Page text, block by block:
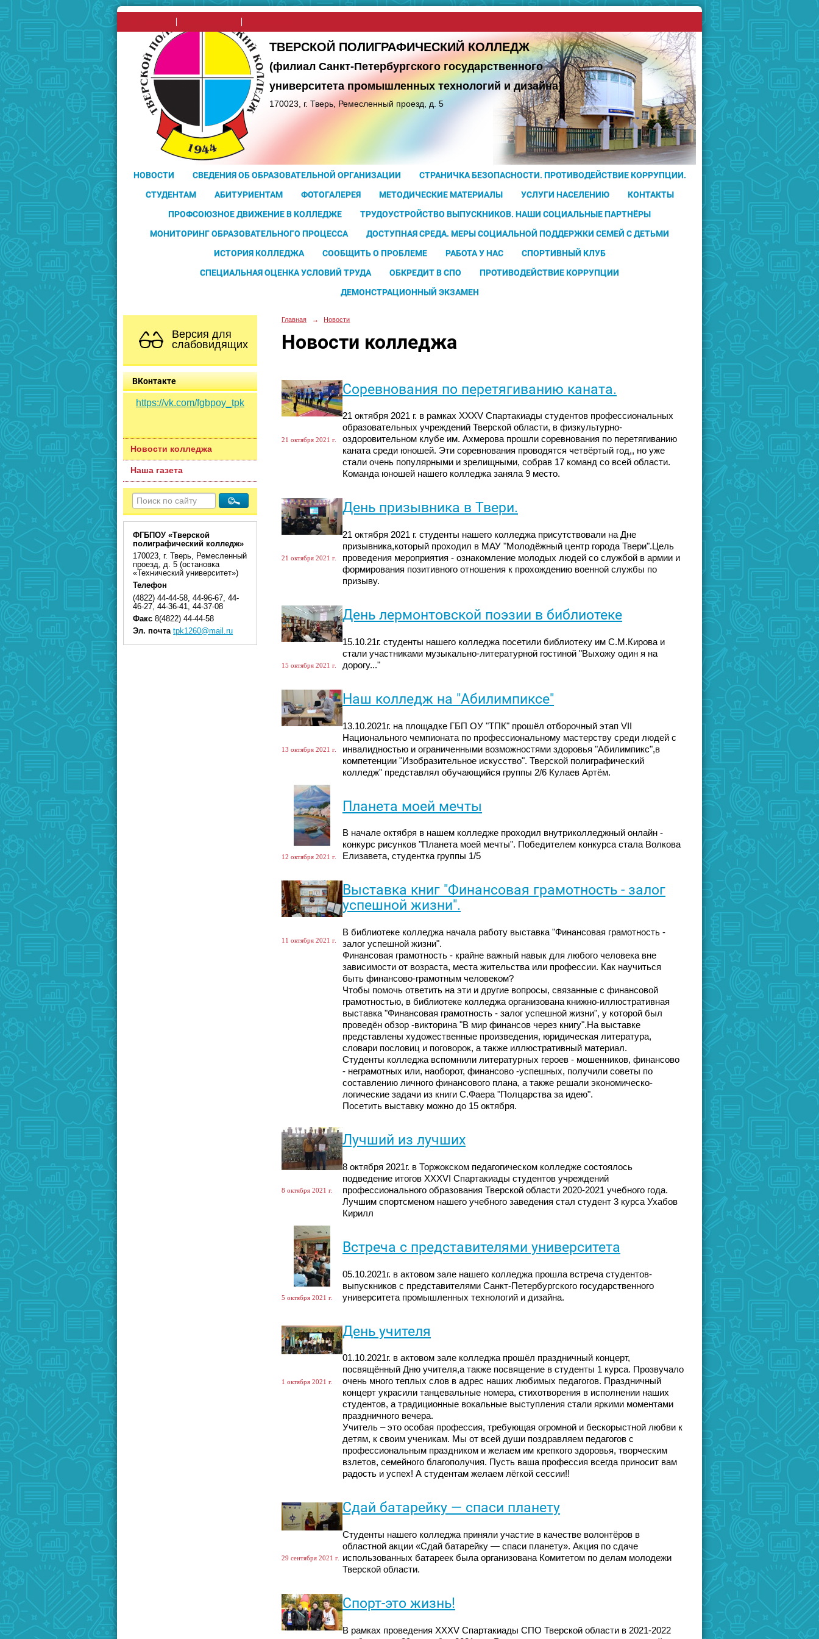
ТВЕРСКОЙ ПОЛИГРАФИЧЕСКИЙ КОЛЛЕДЖ
(филиал Санкт-Петербургского государственного
университетапромышленных технологий и дизайна)
170023, г. Тверь, Ремесленный проезд, д. 5
НОВОСТИ СВЕДЕНИЯ ОБ ОБРАЗОВАТЕЛЬНОЙ ОРГАНИЗАЦИИ
СТРАНИЧКА БЕЗОПАСНОСТИ. ПРОТИВОДЕЙСТВИЕ КОРРУПЦИИ.
СТУДЕНТАМ
АБИТУРИЕНТАМ ФОТОГАЛЕРЕЯ МЕТОДИЧЕСКИЕ МАТЕРИАЛЫ УСЛУГИ НАСЕЛЕНИЮ
КОНТАКТЫ
ПРОФСОЮЗНОЕ ДВИЖЕНИЕ В КОЛЛЕДЖЕ
ТРУДОУСТРОЙСТВО ВЫПУСКНИКОВ. НАШИ СОЦИАЛЬНЫЕ ПАРТНЁРЫ
МОНИТОРИНГ ОБРАЗОВАТЕЛЬНОГО ПРОЦЕССА
ДОСТУПНАЯ СРЕДА. МЕРЫ СОЦИАЛЬНОЙ ПОДДЕРЖКИ СЕМЕЙ С ДЕТЬМИ
ИСТОРИЯ КОЛЛЕДЖА
СООБЩИТЬ О ПРОБЛЕМЕ РАБОТА У НАС
СПОРТИВНЫЙ КЛУБ
СПЕЦИАЛЬНАЯ ОЦЕНКА УСЛОВИЙ ТРУДА
ОБКРЕДИТ В СПО
ПРОТИВОДЕЙСТВИЕ КОРРУПЦИИ
ДЕМОНСТРАЦИОННЫЙ ЭКЗАМЕН
Версия для
слабовидящих
ВКонтакте
https://vk.com/fgbpoy_tpk
Новости колледжа
Наша газета
ФГБПОУ «Тверской
полиграфический колледж»
170023, г. Тверь, Ремесленный
проезд, д. 5 (остановка
«Технический университет»)
Телефон
(4822) 44-44-58, 44-96-67, 44-
46-27, 44-36-41, 44-37-08
Факс 8(4822) 44-44-58
Эл. почта tpk1260@mail.ru
Главная → Новости
Новости колледжа
21 октября 2021 г.
Соревнования по перетягиванию каната.
21 октября 2021 г. в рамках XXXV Спартакиады студентов профессиональных
образовательных учреждений Тверской области, в физкультурно-
оздоровительном клубе им. Ахмерова прошли соревнования по перетягиванию
каната среди юношей. Эти соревнования проводятся четвёртый год,, но уже
стали очень популярными и зрелищными, собрав 17 команд со всей области.
Команда юношей нашего колледжа заняла 9 место.
21 октября 2021 г.
День призывника в Твери.
21 октября 2021 г. студенты нашего колледжа присутствовали на Дне
призывника,который проходил в МАУ "Молодёжный центр города Твери".Цель
проведения мероприятия - ознакомление молодых людей со службой в армии и
формирования позитивного отношения к прохождению военной службы по
призыву.
15 октября 2021 г.
День лермонтовской поэзии в библиотеке
15.10.21г. студенты нашего колледжа посетили библиотеку им С.М.Кирова и
стали участниками музыкально-литературной гостиной "Выхожу один я на
дорогу..."
13 октября 2021 г.
Наш колледж на "Абилимпиксе"
13.10.2021г. на площадке ГБП ОУ "ТПК" прошёл отборочный этап VII
Национального чемпионата по профессиональному мастерству среди людей с
инвалидностью и ограниченными возможностями здоровья "Абилимпикс",в
компетенции "Изобразительное искусство". Тверской полиграфический
колледж" представлял обучающийся группы 2/6 Кулаев Артём.
12 октября 2021 г.
Планета моей мечты
В начале октября в нашем колледже проходил внутриколледжный онлайн -
конкурс рисунков "Планета моей мечты". Победителем конкурса стала Волкова
Елизавета, студентка группы 1/5
11 октября 2021 г.
Выставка книг "Финансовая грамотность - залог
успешной жизни".
В библиотеке колледжа начала работу выставка "Финансовая грамотность -
залог успешной жизни".
Финансовая грамотность - крайне важный навык для любого человека вне
зависимости от возраста, места жительства или профессии. Как научиться
быть финансово-грамотным человеком?
Чтобы помочь ответить на эти и другие вопросы, связанные с финансовой
грамотностью, в библиотеке колледжа организована книжно-иллюстративная
выставка "Финансовая грамотность - залог успешной жизни", у которой был
проведён обзор -викторина "В мир финансов через книгу".На выставке
представлены художественные произведения, юридическая литература,
словари пословиц и поговорок, а также иллюстративный материал.
Студенты колледжа вспомнили литературных героев - мошенников, финансово
- неграмотных или, наоборот, финансово -успешных, получили советы по
составлению личного финансового плана, а также решали экономическо-
логические задачи из книги С.Фаера "Полцарства за идею".
Посетить выставку можно до 15 октября.
8 октября 2021 г.
Лучший из лучших
8 октября 2021г. в Торжокском педагогическом колледже состоялось
подведение итогов XXXVI Спартакиады студентов учреждений
профессионального образования Тверской области 2020-2021 учебного года.
Лучшим спортсменом нашего учебного заведения стал студент 3 курса Ухабов
Кирилл
5 октября 2021 г.
Встреча с представителями университета
05.10.2021г. в актовом зале нашего колледжа прошла встреча студентов-
выпускников с представителями Санкт-Петербургского государственного
университета промышленных технологий и дизайна.
1 октября 2021 г.
День учителя
01.10.2021г. в актовом зале колледжа прошёл праздничный концерт,
посвящённый Дню учителя,а также посвящение в студенты 1 курса. Прозвучало
очень много теплых слов в адрес наших любимых педагогов. Праздничный
концерт украсили танцевальные номера, стихотворения в исполнении наших
студентов, а традиционные вокальные выступления стали яркими моментами
праздничного вечера.
Учитель – это особая профессия, требующая огромной и бескорыстной любви к
детям, к своим ученикам. Мы от всей души поздравляем педагогов с
профессиональным праздником и желаем им крепкого здоровья, творческим
взлетов, семейного благополучия. Пусть ваша профессия всегда приносит вам
радость и успех! А студентам желаем лёгкой сессии!!
29 сентября 2021 г.
Сдай батарейку — спаси планету
Студенты нашего колледжа приняли участие в качестве волонтёров в
областной акции «Сдай батарейку — спаси планету». Акция по сдаче
использованных батареек была организована Комитетом по делам молодежи
Тверской области.
Спорт-это жизнь!
В рамках проведения XXXV Спартакиады СПО Тверской области в 2021-2022